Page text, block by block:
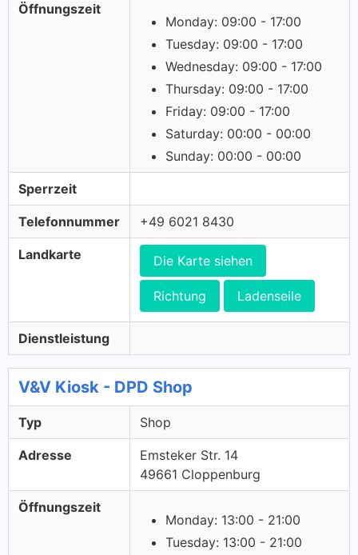
Öffnungszeit
Monday: 09:00 - 17:00
Tuesday: 09:00 - 17:00
Wednesday: 09:00 - 17:00
Thursday: 09:00 - 17:00
Friday: 09:00 - 17:00
Saturday: 00:00 - 00:00
Sunday: 00:00 - 00:00
Sperrzeit
Telefonnummer +49 6021 8430
Landkarte Die Karte siehen
Richtung Ladenseile
Dienstleistung
V&V Kiosk - DPD Shop
Typ Shop
Adresse
Emsteker Str. 14
49661 Cloppenburg
Öffnungszeit
Monday: 13:00 - 21:00
Tuesday: 13:00 - 21:00